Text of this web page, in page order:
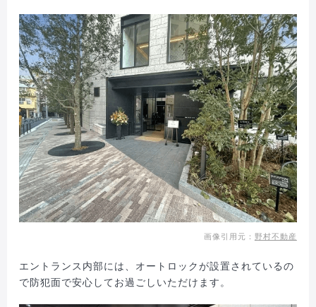
画像引用元： 野村不動産
エントランス内部には、オートロックが設置されているの
で防犯面で安心してお過ごしいただけます。